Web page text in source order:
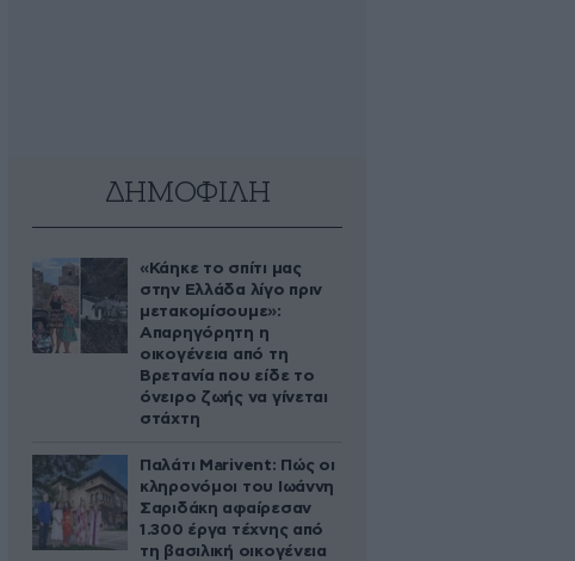
ΔΗΜΟΦΙΛΗ
«Κάηκε το σπίτι μας
στην Ελλάδα λίγο πριν
μετακομίσουμε»:
Απαρηγόρητη η
οικογένεια από τη
Βρετανία που είδε το
όνειρο ζωής να γίνεται
στάχτη
Παλάτι Marivent: Πώς οι
κληρονόμοι του Ιωάννη
Σαριδάκη αφαίρεσαν
1.300 έργα τέχνης από
τη βασιλική οικογένεια